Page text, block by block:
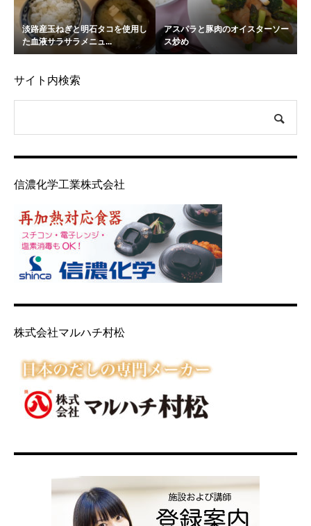
淡路産玉ねぎと明石タコを使用し
た血液サラサラメニュ...
アスパラと豚肉のオイスターソー
ス炒め
サイト内検索
信濃化学工業株式会社
株式会社マルハチ村松